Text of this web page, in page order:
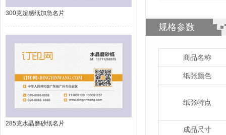
300克超感纸加急名片
285克水晶磨砂纸名片
规格参数
商品名称
纸张颜色
纸张特点
成品尺寸